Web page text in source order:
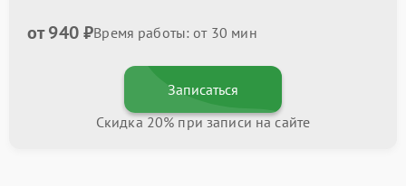
от 940 ₽Время работы: от 30 мин
Записаться
Скидка 20% при записи на сайте